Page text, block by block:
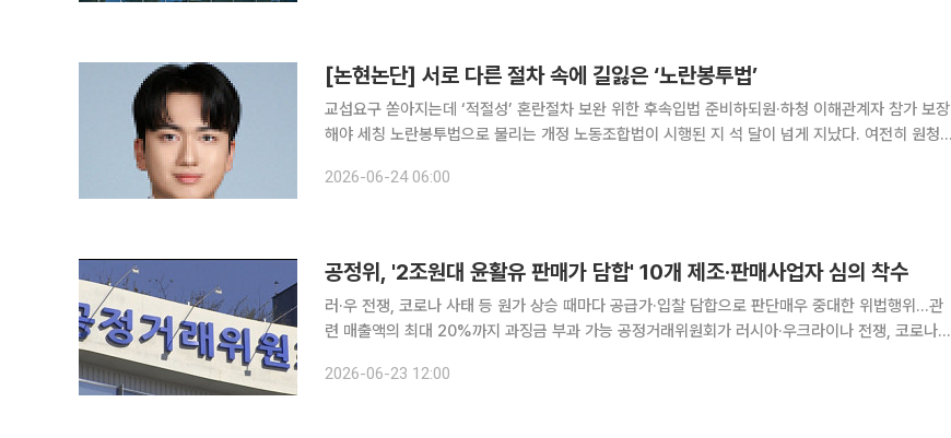
[논현논단] 서로 다른 절차 속에 길잃은 ‘노란봉투법’
교섭요구 쏟아지는데 ‘적절성’ 혼란절차 보완 위한 후속입법 준비하되원·하청 이해관계자 참가 보장
해야 세칭 노란봉투법으로 불리는 개정 노동조합법이 시행된 지 석 달이 넘게 지났다. 여전히 원청
요구와 서로 다른 절차들 속에서 혼란을 겪고 있다. 이러한 혼란의 상당
2026-06-24 06:00
공정위, '2조원대 윤활유 판매가 담합' 10개 제조·판매사업자 심의 착수
러·우 전쟁, 코로나 사태 등 원가 상승 때마다 공급가·입찰 담합으로 판단매우 중대한 위법행위...관
련 매출액의 최대 20%까지 과징금 부과 가능 공정거래위원회가 러시아·우크라이나 전쟁, 코로나
자에 대한 조사를 마무리하고 본격적인 제재 절차에 착수했다.
2026-06-23 12:00